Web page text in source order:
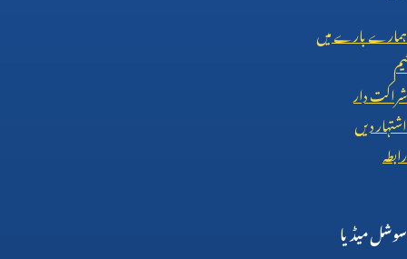
ہمارے بارے میں
ٹیم
شراکت دار
اشتہار دیں
رابطہ
سوشل میڈیا